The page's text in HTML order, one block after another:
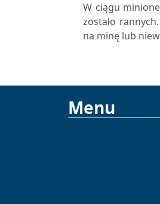
W ciągu
zostało
na minę lub
Menu